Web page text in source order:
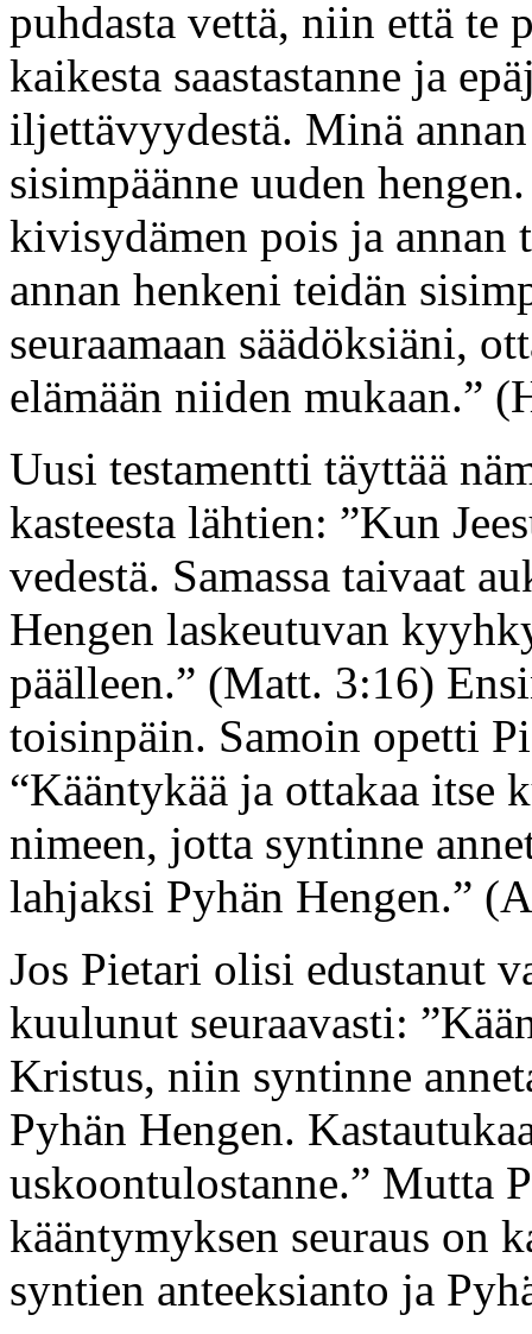
puhdasta vettä, niin että te
kaikesta saastastanne ja
iljettävyydestä. Minä
sisimpäänne uuden
kivisydämen pois ja annan
annan henkeni teidän
seuraamaan säädöksiäni,
elämään niiden mukaan.”
Uusi testamentti täyttää
kasteesta lähtien: ”Kun
vedestä. Samassa taivaat
Hengen laskeutuvan
päälleen.” (Matt. 3:16)
toisinpäin. Samoin opetti
“Kääntykää ja ottakaa itse
nimeen, jotta syntinne
lahjaksi Pyhän Hengen.”
Jos Pietari olisi edustanut
kuulunut seuraavasti:
Kristus, niin syntinne
Pyhän Hengen.
uskoontulostanne.” Mutta
kääntymyksen seuraus on
syntien anteeksianto ja